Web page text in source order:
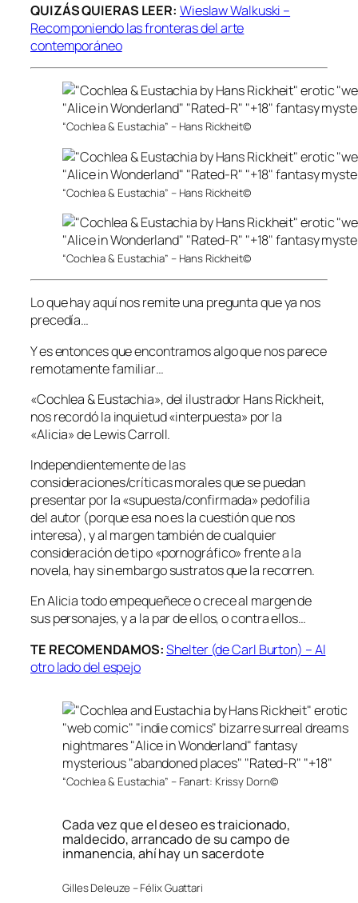
QUIZÁS QUIERAS LEER: Wieslaw Walkuski –
Recomponiendo las fronteras del arte
contemporáneo
“Cochlea & Eustachia” – Hans Rickheit©
“Cochlea & Eustachia” – Hans Rickheit©
“Cochlea & Eustachia” – Hans Rickheit©
Lo que hay aquí nos remite una pregunta que ya nos
precedía…
Y es entonces que encontramos algo que nos parece
remotamente familiar…
«Cochlea & Eustachia», del ilustrador Hans Rickheit,
nos recordó la inquietud «interpuesta» por la
«Alicia» de Lewis Carroll.
Independientemente de las
consideraciones/críticas morales que se puedan
presentar por la «supuesta/confirmada» pedofilia
del autor (porque esa no es la cuestión que nos
interesa), y al margen también de cualquier
consideración de tipo «pornográfico» frente a la
novela, hay sin embargo sustratos que la recorren.
En Alicia todo empequeñece o crece al margen de
sus personajes, y a la par de ellos, o contra ellos…
TE RECOMENDAMOS:Shelter (de Carl Burton) – Al
otro lado del espejo
“Cochlea & Eustachia” – Fanart: Krissy Dorn©
Cada vez que el deseo es traicionado,
maldecido, arrancado de su campo de
inmanencia, ahí hay un sacerdote
Gilles Deleuze – Félix Guattari